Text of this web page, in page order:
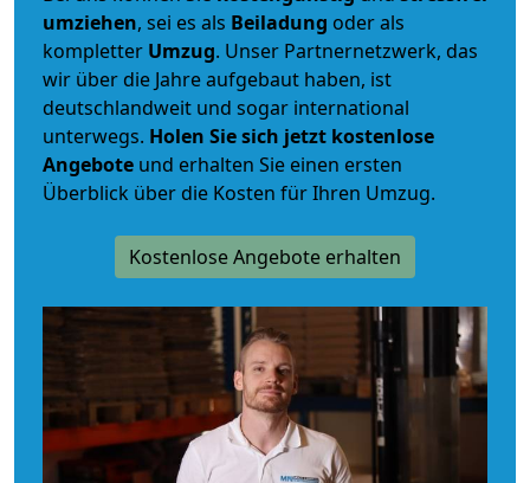
umziehen, sei es als Beiladung oder als
kompletter Umzug. Unser Partnernetzwerk, das
wir über die Jahre aufgebaut haben, ist
deutschlandweit und sogar international
unterwegs. Holen Sie sich jetzt kostenlose
Angebote und erhalten Sie einen ersten
Überblick über die Kosten für Ihren Umzug.
Kostenlose Angebote erhalten